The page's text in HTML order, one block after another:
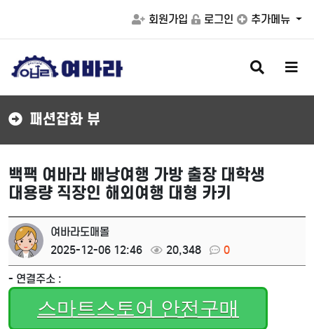
회원가입 로그인 추가메뉴
검
색
버
메
버
패션잡화 뷰
백팩 여바라 배낭여행 가방 출장 대학생
대용량 직장인 해외여행 대형 카키
여바라도매몰
2025-12-06 12:46
20,348 0
- 연결주소 :
스마트스토어 안전구매